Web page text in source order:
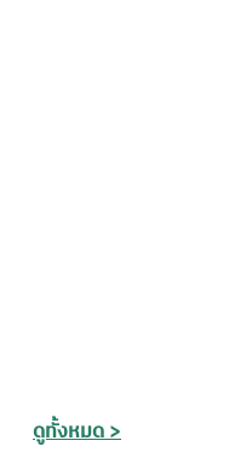
ดูทั้งหมด >